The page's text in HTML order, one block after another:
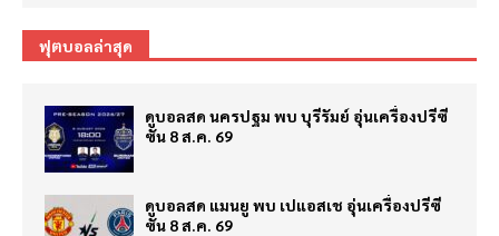
ฟุตบอลล่าสุด
ดูบอลสด นครปฐม พบ บุรีรัมย์ อุ่นเครื่องปรีซี
ซั่น 8 ส.ค. 69
ดูบอลสด แมนยู พบ เปแอสเช อุ่นเครื่องปรีซี
ซั่น 8 ส.ค. 69